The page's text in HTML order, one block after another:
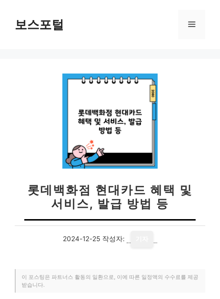
보스포털 메
롯데백화점 현대카드 혜택 및
서비스, 발급 방법 등
2024-12-25 작성자:
이 포스팅은 파트너스 활동의 일환으로, 이에 따른 일정액의 수수료를 제공
받습니다.